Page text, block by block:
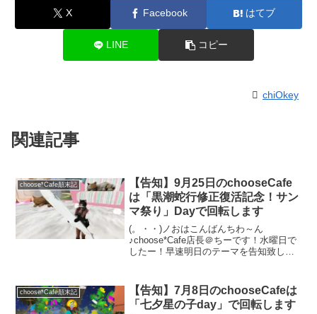
X Facebook はてブ
LINE コピー
chiOkey
関連記事
choose*Cafe顛末記
【告知】9月25日のchooseCafe
は「黒潮蛇行修正復活記念！サン
マ祭り」Dayで回転します
(。・・)ノおはこんばんちわ～ん
♪choose*Cafe店長＠ちーです！水曜日で
したー！早速明日のテーマを告知致しま
Dayで回転することになりましたー※今
年、サンマが...
choose*Cafe顛末記
【告知】7月8日のchooseCafeは
「七夕星の子day」で回転します